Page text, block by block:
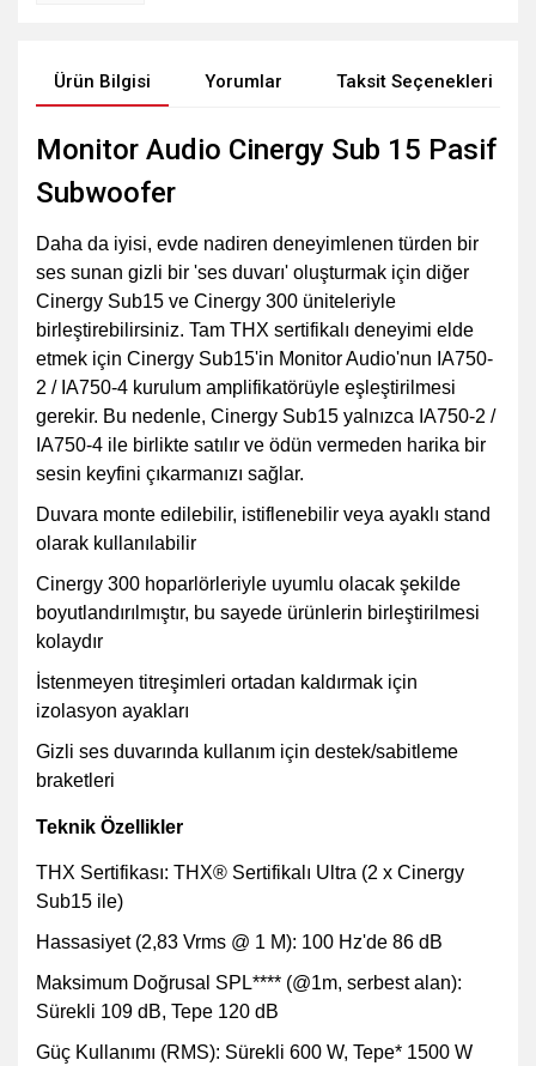
Ürün Bilgisi Yorumlar Taksit Seçenekleri
Monitor Audio Cinergy Sub 15 Pasif
Subwoofer
Daha da iyisi, evde nadiren deneyimlenen türden bir
ses sunan gizli bir 'ses duvarı' oluşturmak için diğer
Cinergy Sub15 ve Cinergy 300 üniteleriyle
birleştirebilirsiniz. Tam THX sertifikalı deneyimi elde
etmek için Cinergy Sub15'in Monitor Audio'nun IA750-
2 / IA750-4 kurulum amplifikatörüyle eşleştirilmesi
gerekir. Bu nedenle, Cinergy Sub15 yalnızca IA750-2 /
IA750-4 ile birlikte satılır ve ödün vermeden harika bir
sesin keyfini çıkarmanızı sağlar.
Duvara monte edilebilir, istiflenebilir veya ayaklı stand
olarak kullanılabilir
Cinergy 300 hoparlörleriyle uyumlu olacak şekilde
boyutlandırılmıştır, bu sayede ürünlerin birleştirilmesi
kolaydır
İstenmeyen titreşimleri ortadan kaldırmak için
izolasyon ayakları
Gizli ses duvarında kullanım için destek/sabitleme
braketleri
Teknik Özellikler
THX Sertifikası: THX® Sertifikalı Ultra (2 x Cinergy
Sub15 ile)
Hassasiyet (2,83 Vrms @ 1 M): 100 Hz'de 86 dB
Maksimum Doğrusal SPL**** (@1m, serbest alan):
Sürekli 109 dB, Tepe 120 dB
Güç Kullanımı (RMS): Sürekli 600 W, Tepe* 1500 W